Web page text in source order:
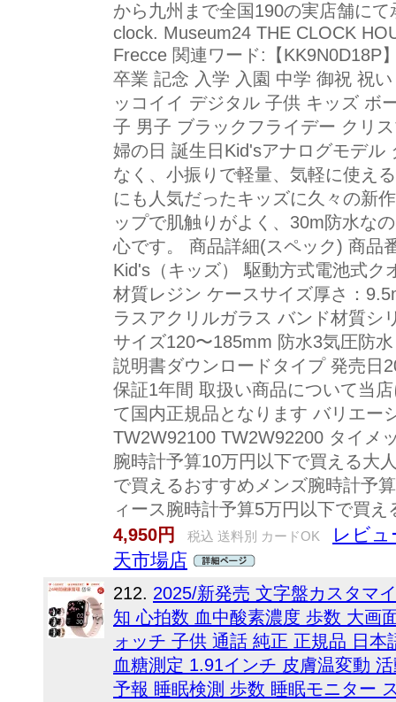
から九州まで全国190の実店舗に
clock. Museum24 THE CLOCK
Frecce 関連ワード:【KK9N0D18P
卒業 記念 入学 入園 中学 御祝 祝
ッコイイ デジタル 子供 キッズ ボ
子 男子 ブラックフライデー クリ
婦の日 誕生日Kid'sアナログモデル
なく、小振りで軽量、気軽に使え
にも人気だったキッズに久々の新
ップで肌触りがよく、30m防水な
心です。 商品詳細(スペック) 商品
Kid's（キッズ） 駆動方式電池式ク
材質レジン ケースサイズ厚さ：
ラスアクリルガラス バンド材質シ
サイズ120〜185mm 防水3気圧防
説明書ダウンロードタイプ 発売日
保証1年間 取扱い商品について当
て国内正規品となります バリエー
TW2W92100 TW2W92200 タイメ
腕時計予算10万円以下で買える大
で買えるおすすめメンズ腕時計予
ィース腕時計予算5万円以下で買
4,950円
税込 送料別 カードOK
レビュ
天市場店
212. 2025/新発売 文字盤カスタマ
知 心拍数 血中酸素濃度 歩数 大画
ォッチ 子供 通話 純正 正規品 日
血糖測定 1.91インチ 皮膚温変動
予報 睡眠検測 歩数 睡眠モニター